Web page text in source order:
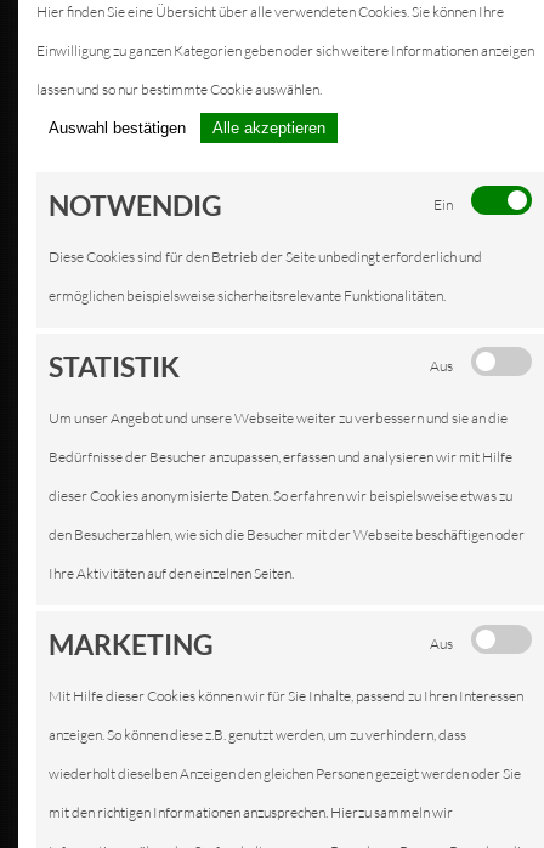
KFZ-SERVICE IN
FELLBACH
WERKSTATT
Hier finden Sie eine Übersicht über alle verwendeten Cookies. Sie können Ihre
Einwilligung zu ganzen Kategorien geben oder sich weitere Informationen anzeigen
lassen und so nur bestimmte Cookie auswählen.
Auswahl bestätigen Alle akzeptieren
NOTWENDIG Ein
Diese Cookies sind für den Betrieb der Seite unbedingt erforderlich und
ermöglichen beispielsweise sicherheitsrelevante Funktionalitäten.
STATISTIK Aus
Um unser Angebot und unsere Webseite weiter zu verbessern und sie an die
Bedürfnisse der Besucher anzupassen, erfassen und analysieren wir mit Hilfe
dieser Cookies anonymisierte Daten. So erfahren wir beispielsweise etwas zu
den Besucherzahlen, wie sich die Besucher mit der Webseite beschäftigen oder
Ihre Aktivitäten auf den einzelnen Seiten.
MARKETING Aus
Mit Hilfe dieser Cookies können wir für Sie Inhalte, passend zu Ihren Interessen
anzeigen. So können diese z.B. genutzt werden, um zu verhindern, dass
wiederholt dieselben Anzeigen den gleichen Personen gezeigt werden oder Sie
mit den richtigen Informationen anzusprechen. Hierzu sammeln wir